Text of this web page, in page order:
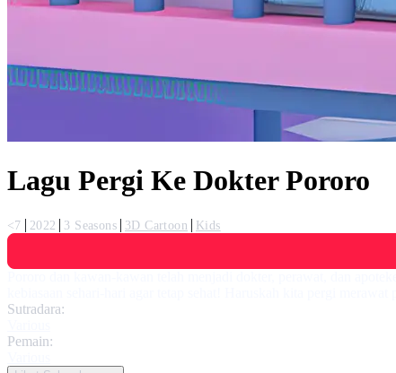
Lagu Pergi Ke Dokter Pororo
<7 2022 3 Seasons 3D Cartoon
Kids
Sutradara:
Pemain: